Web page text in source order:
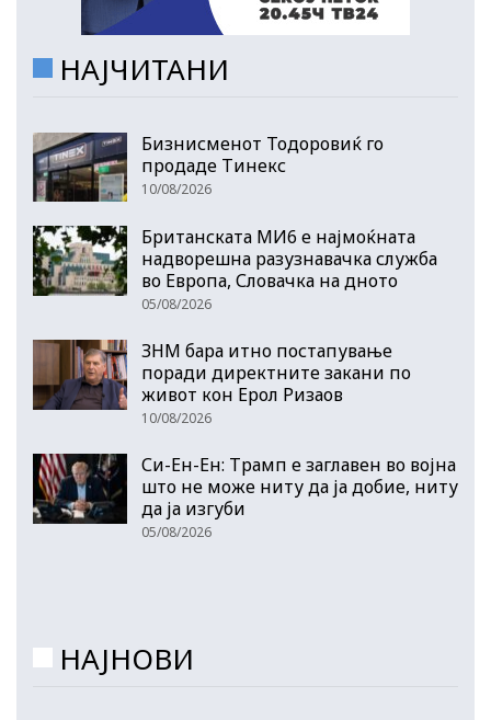
НАЈЧИТАНИ
Бизнисменот Тодоровиќ го
продаде Тинекс
10/08/2026
Британската МИ6 е најмоќната
надворешна разузнавачка служба
во Европа, Словачка на дното
05/08/2026
ЗНМ бара итно постапување
поради директните закани по
живот кон Ерол Ризаов
10/08/2026
Си-Ен-Ен: Трамп е заглавен во војна
што не може ниту да ја добие, ниту
да ја изгуби
05/08/2026
НАЈНОВИ